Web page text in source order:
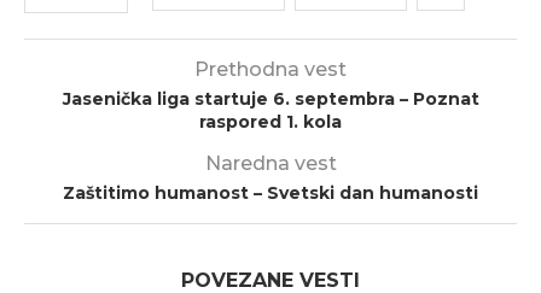
Prethodna vest
Jasenička liga startuje 6. septembra – Poznat
raspored 1. kola
Naredna vest
Zaštitimo humanost – Svetski dan humanosti
POVEZANE VESTI